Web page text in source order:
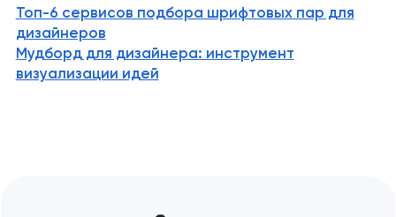
Топ-6 сервисов подбора шрифтовых пар для
дизайнеров
Мудборд для дизайнера: инструмент
визуализации идей